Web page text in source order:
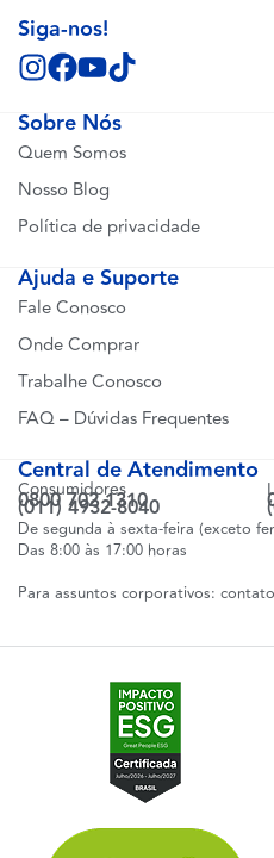
Sobre Nós
Quem Somos
Nosso Blog
Política de privacidade
Ajuda e Suporte
Fale Conosco
Onde Comprar
Trabalhe Conosco
FAQ – Dúvidas Frequentes
Central de Atendimento
Consumidores
0800 702 1310
(011) 4932-8040
De segunda à sexta-feira (exceto
Das 8:00 às 17:00 horas
Para assuntos corporativos:
Siga-nos!